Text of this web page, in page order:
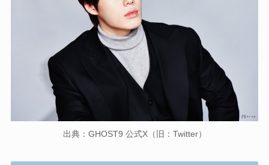
出典：GHOST9 公式X（旧：Twitter）